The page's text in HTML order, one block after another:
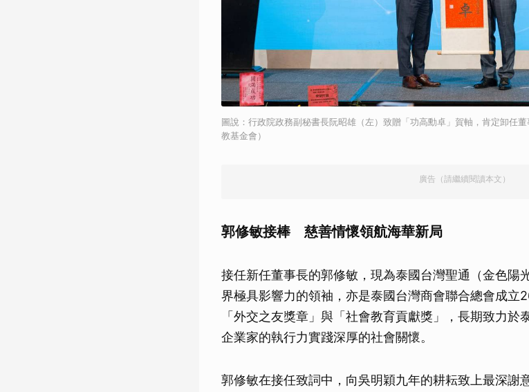
圖說：行政院政務副秘書長阮昭雄（左）致贈「功高勳卓」賀軸，肯定卸任
教基金會）
廣告（請繼續閱讀本文）
郭修敏接棒 慈善情懷領航海華新局
接任新任董事長的郭修敏，現為泰國台灣聖通（金色陽
界極具影響力的領袖，亦是泰國台灣商會聯合總會成立
「外交之友獎章」與「社會教育貢獻獎」，長期致力
企業家的執行力實踐深厚的社會關懷。
郭修敏在接任致詞中，向吳明穎九年的耕耘致上最深謝